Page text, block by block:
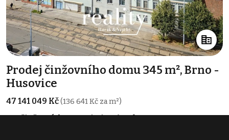
Prodej činžovního domu 345 m², Brno -
Husovice
47 141 049 Kč(136 641 Kč za m²)
Typčinžovní domy Plocha345 m²